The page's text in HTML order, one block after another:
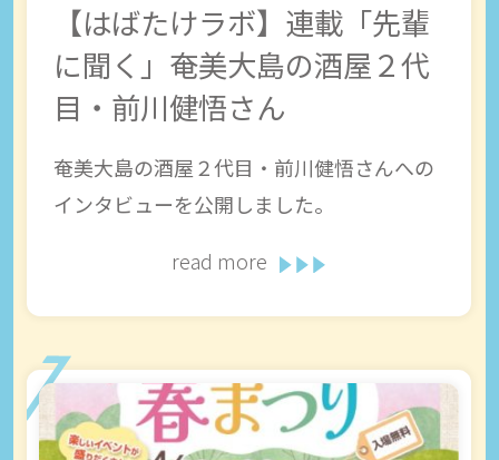
【はばたけラボ】連載「先輩
に聞く」奄美大島の酒屋２代
目・前川健悟さん
奄美大島の酒屋２代目・前川健悟さんへの
インタビューを公開しました。
read more